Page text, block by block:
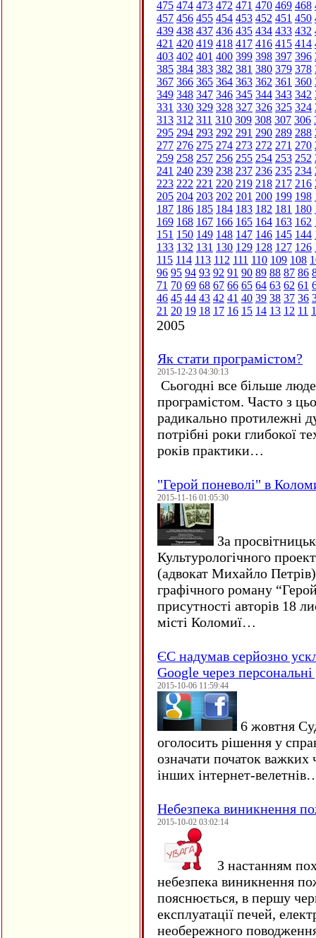
475 474 473 472 471 470 469 468
457 456 455 454 453 452 451 450
439 438 437 436 435 434 433 432
421 420 419 418 417 416 415 414
403 402 401 400 399 398 397 396
385 384 383 382 381 380 379 378
367 366 365 364 363 362 361 360
349 348 347 346 345 344 343 342
331 330 329 328 327 326 325 324
313 312 311 310 309 308 307 306
295 294 293 292 291 290 289 288
277 276 275 274 273 272 271 270
259 258 257 256 255 254 253 252
241 240 239 238 237 236 235 234
223 222 221 220 219 218 217 216
205 204 203 202 201 200 199 198
187 186 185 184 183 182 181 180
169 168 167 166 165 164 163 162
151 150 149 148 147 146 145 144
133 132 131 130 129 128 127 126
115 114 113 112 111 110 109 108
96 95 94 93 92 91 90 89 88 87 86
71 70 69 68 67 66 65 64 63 62 61
46 45 44 43 42 41 40 39 38 37 36
21 20 19 18 17 16 15 14 13 12 11
2005
Як стати програмістом?
2015-12-23 04:30:13
Сьогодні все більше
програмістом. Часто з
радикально протилежні
потрібні роки глибокої
років практики…
"Герой поневолі" в
2015-11-16 01:05:30
За
Культурологічного
(адвокат Михайло
графічного роману
присутності авторів 18
місті Коломиї…
ЄC надумав серйозно
Google через персональні
2015-10-06 11:59:44
6 жовтня
оголосить рішення у
означати початок важких
інших інтернет-
Небезпека виникнення
2015-10-02 03:02:14
З настанням
небезпека виникнення
пояснюється, в першу
експлуатації печей,
необережного